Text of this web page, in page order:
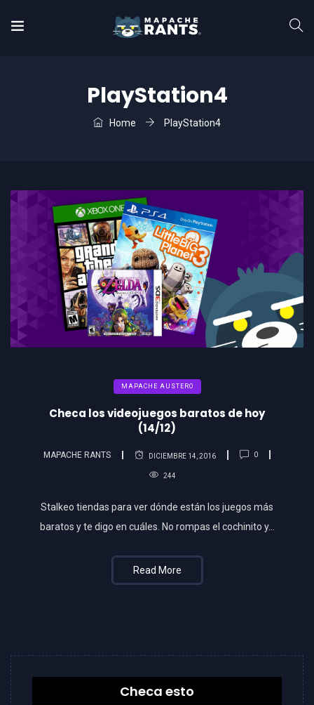
PlayStation4
Home PlayStation4
MAPACHE AUSTERO
Checa los videojuegos baratos de hoy
(14/12)
MAPACHE RANTS DICIEMBRE 14, 2016 0
244
Stalkeo tiendas para ver dónde están los juegos más
baratos y te digo en cuáles. No rompas el cochinito y...
Read More
Checa esto